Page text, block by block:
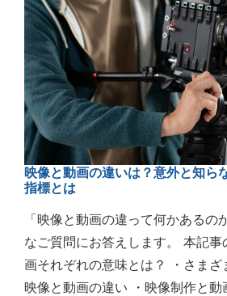
映像と動画の違いは？意外と知ら
指標とは
「映像と動画の違って何かあるの
なご質問にお答えします。 本記
画それぞれの意味とは？ ・さまざ
映像と動画の違い ・映像制作と動